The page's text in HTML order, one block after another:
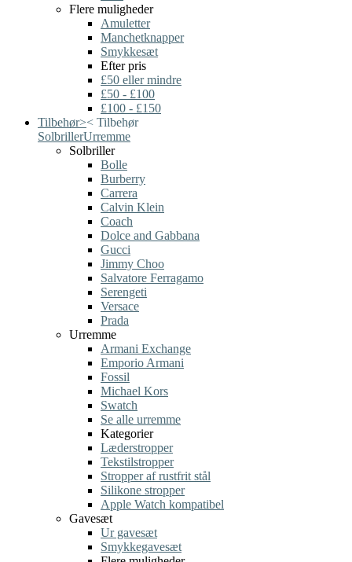
Flere muligheder
Amuletter
Manchetknapper
Smykkesæt
Efter pris
£50 eller mindre
£50 - £100
£100 - £150
Tilbehør>< Tilbehør
SolbrillerUrremme
Solbriller
Bolle
Burberry
Carrera
Calvin Klein
Coach
Dolce and Gabbana
Gucci
Jimmy Choo
Salvatore Ferragamo
Serengeti
Versace
Prada
Urremme
Armani Exchange
Emporio Armani
Fossil
Michael Kors
Swatch
Se alle urremme
Kategorier
Læderstropper
Tekstilstropper
Stropper af rustfrit stål
Silikone stropper
Apple Watch kompatibel
Gavesæt
Ur gavesæt
Smykkegavesæt